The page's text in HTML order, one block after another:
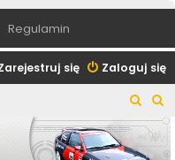
Regulamin
Zaloguj się
się
z
u
z
u